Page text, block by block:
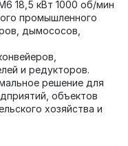
18,5 кВт 1000 об/мин
промышленного
дымососов,
и редукторов.
решение для
объектов
хозяйства и